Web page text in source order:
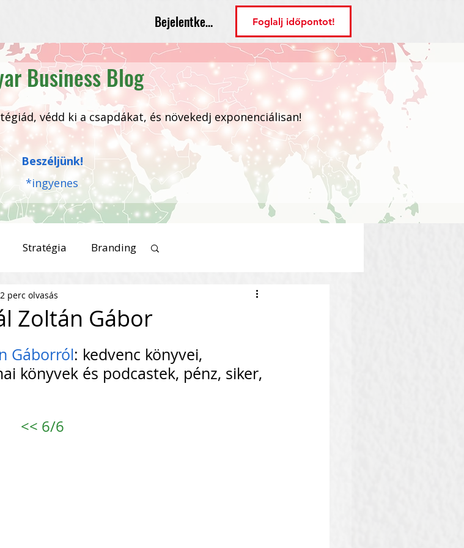
Bejelentkezés Foglalj időpontot!
Business Blog
védd ki a csapdákat, és növekedj exponenciálisan!
Beszéljünk!
*ingyenes
Stratégia Branding
PR HR
Munkaerőpiac
Zoltán Gábor
2 perc olvasás
Gáborról: kedvenc könyvei,
könyvek és podcastek, pénz, siker,
<< 6/6